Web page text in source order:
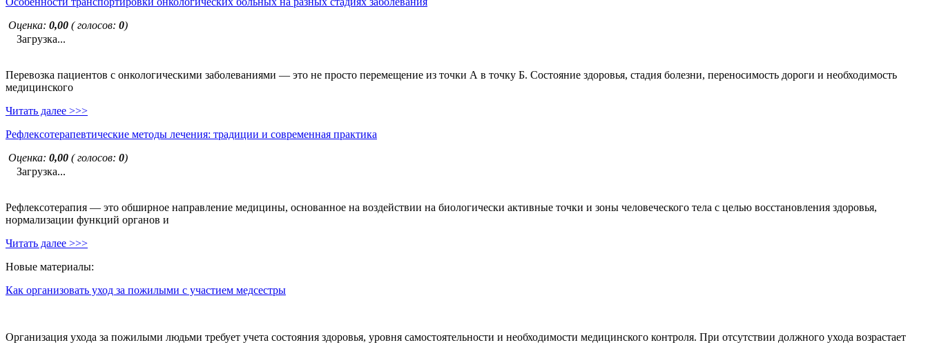
Оценка: 0,00 ( голосов: 0)
Загрузка...
Перевозка пациентов с онкологическими заболеваниями — это не просто перемещение из точки А в точку Б. Состояние здоровья, стадия болезни, переносимость дороги и необходимость
медицинского
Читать далее >>>
Рефлексотерапевтические методы лечения: традиции и современная практика
Оценка: 0,00 ( голосов: 0)
Загрузка...
Рефлексотерапия — это обширное направление медицины, основанное на воздействии на биологически активные точки и зоны человеческого тела с целью восстановления здоровья,
нормализации функций органов и
Читать далее >>>
Новые материалы:
Как организовать уход за пожилыми с участием медсестры
Организация ухода за пожилыми людьми требует учета состояния здоровья, уровня самостоятельности и необходимости медицинского контроля. При отсутствии должного ухода возрастает